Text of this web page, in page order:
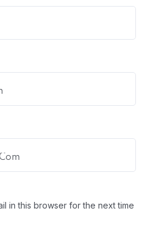
in this browser for the next time